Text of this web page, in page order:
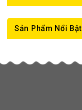
Sản Phẩm Nổi Bật